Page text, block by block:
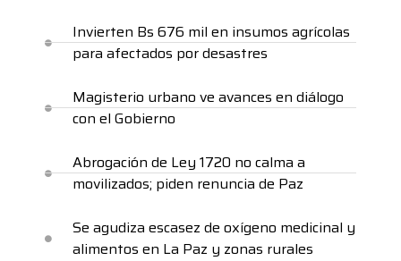
Invierten Bs 676 mil en insumos agrícolas
para afectados por desastres
Magisterio urbano ve avances en diálogo
con el Gobierno
Abrogación de Ley 1720 no calma a
movilizados; piden renuncia de Paz
Se agudiza escasez de oxígeno medicinal y
alimentos en La Paz y zonas rurales